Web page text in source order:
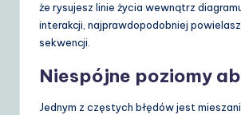
że rysujesz linie życia wewnątrz
interakcji, najprawdopodobniej
sekwencji.
Niespójne poziomy
Jednym z częstych błędów jest